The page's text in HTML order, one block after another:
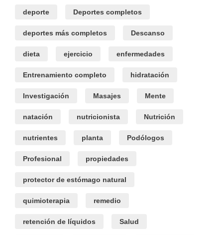
deporte Deportes completos
deportes más completos Descanso
dieta ejercicio enfermedades
Entrenamiento completo hidratación
Investigación Masajes Mente
natación nutricionista Nutrición
nutrientes planta Podólogos
Profesional propiedades
protector de estómago natural
quimioterapia remedio
retención de líquidos Salud